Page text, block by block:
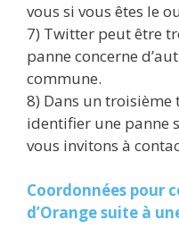
vous si vous êtes le
7) Twitter peut être
panne concerne
commune.
8) Dans un troisième
identifier une panne
vous invitons à
Coordonnées pour
d’Orange suite à